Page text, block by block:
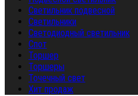
Светильник подвесной
Светильники
Светодиодный светильник
Спот
Торшер
Торшеры
Точечный свет
Хит продаж